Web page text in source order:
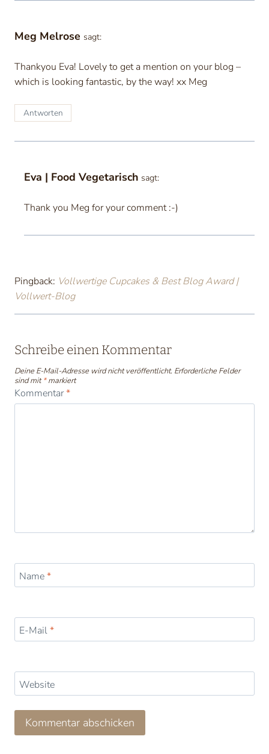
Meg Melrose sagt:
Thankyou Eva! Lovely to get a mention on your blog –
which is looking fantastic, by the way! xx Meg
Antworten
Eva | Food Vegetarisch sagt:
Thank you Meg for your comment :-)
Pingback: Vollwertige Cupcakes & Best Blog Award |
Vollwert-Blog
Schreibe einen Kommentar
Deine E-Mail-Adresse wird nicht veröffentlicht. Erforderliche Felder
sind mit*markiert
Kommentar*
Name*
E-Mail*
Website